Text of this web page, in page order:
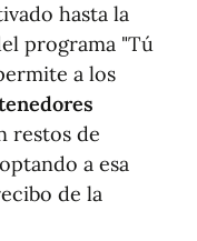
hasta la
programa "Tú
a los
restos de
a esa
de la